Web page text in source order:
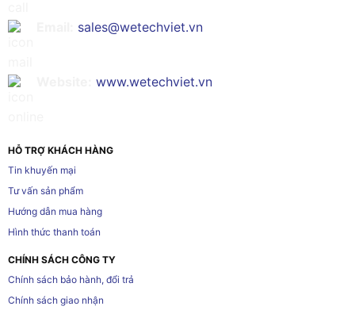
sales@wetechviet.vn
www.wetechviet.vn
HỖ TRỢ KHÁCH HÀNG
Tin khuyến mại
Tư vấn sản phẩm
Hướng dẫn mua hàng
Hình thức thanh toán
CHÍNH SÁCH CÔNG TY
Chính sách bảo hành, đổi trả
Chính sách giao nhận